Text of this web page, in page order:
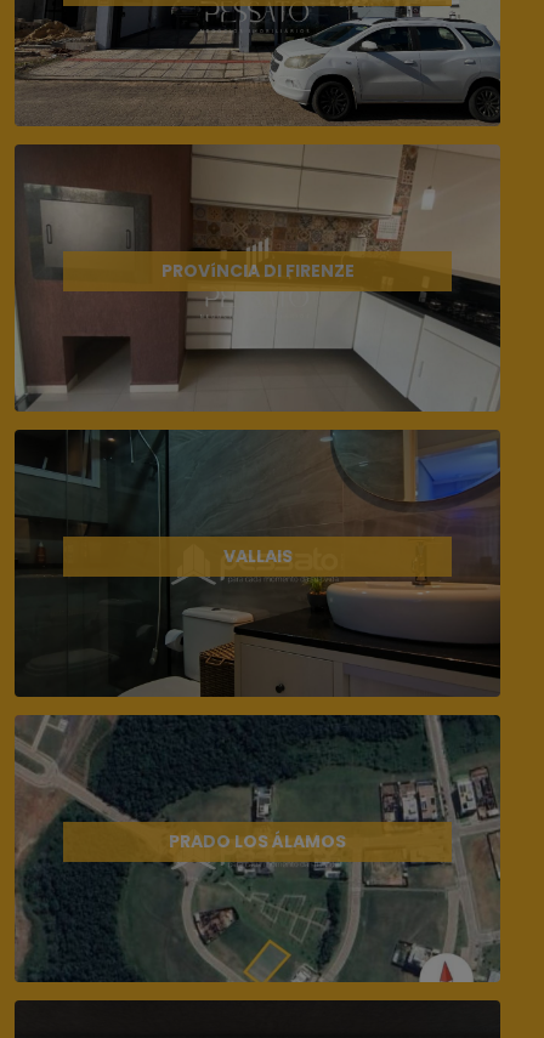
PROVíNCIA DI FIRENZE
VALLAIS
PRADO LOS ÁLAMOS